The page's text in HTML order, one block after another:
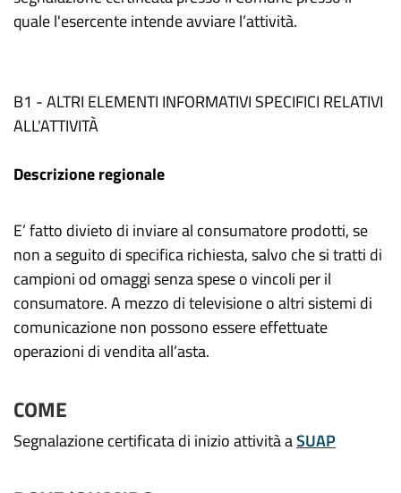
quale l'esercente intende avviare l’attività.
B1 - ALTRI ELEMENTI INFORMATIVI SPECIFICI RELATIVI
ALL'ATTIVITÀ
Descrizione regionale
E’ fatto divieto di inviare al consumatore prodotti, se
non a seguito di specifica richiesta, salvo che si tratti di
campioni od omaggi senza spese o vincoli per il
consumatore. A mezzo di televisione o altri sistemi di
comunicazione non possono essere effettuate
operazioni di vendita all’asta.
COME
Segnalazione certificata di inizio attività aSUAP